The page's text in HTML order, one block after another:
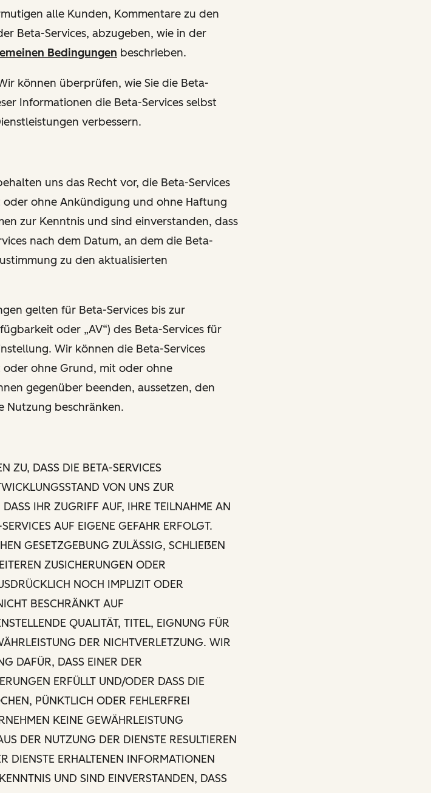
alle Kunden, Kommentare zu den
Beta-Services, abzugeben, wie in der
Bedingungen beschrieben.
können überprüfen, wie Sie die Beta-
Informationen die Beta-Services selbst
verbessern.
uns das Recht vor, die Beta-Services
oder ohne Ankündigung und ohne Haftung
zur Kenntnis und sind einverstanden, dass
nach dem Datum, an dem die Beta-
zu den aktualisierten
gelten für Beta-Services bis zur
oder „AV“) des Beta-Services für
Wir können die Beta-Services
oder ohne Grund, mit oder ohne
gegenüber beenden, aussetzen, den
Nutzung beschränken.
ZU, DASS DIE BETA-SERVICES
VON UNS ZUR
IHR ZUGRIFF AUF, IHRE TEILNAHME AN
AUF EIGENE GEFAHR ERFOLGT.
GESETZGEBUNG ZULÄSSIG, SCHLIEẞEN
ZUSICHERUNGEN ODER
NOCH IMPLIZIT ODER
BESCHRÄNKT AUF
QUALITÄT, TITEL, EIGNUNG FÜR
DER NICHTVERLETZUNG. WIR
DAFÜR, DASS EINER DER
ERFÜLLT UND/ODER DASS DIE
PÜNKTLICH ODER FEHLERFREI
KEINE GEWÄHRLEISTUNG
DER NUTZUNG DER DIENSTE RESULTIEREN
DIENSTE ERHALTENEN INFORMATIONEN
UND SIND EINVERSTANDEN, DASS